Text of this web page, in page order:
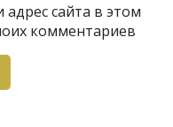
сайта в этом
комментариев